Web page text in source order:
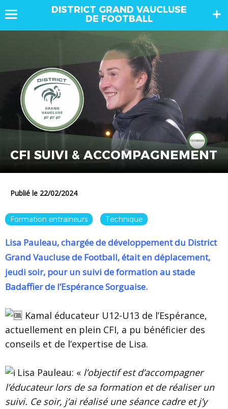
DISTRICT GRAND VAUCLUSE
DE FOOTBALL
CFI SUIVI & ACCOMPAGNEMENT
Publié le 22/02/2024
Formation entraineurs Technique
Lisa Pauleau, chargée de développement du District
Grand Vaucluse de Football, était en déplacement,
jeudi soir, pour un suivi de formation au stade
Badaffier de l’Espérance Sorguaise.
Kamal éducateur U12-U13 de l’Espérance,
actuellement en plein CFI, a pu bénéficier des
conseils et de l’expertise de Lisa.
Lisa Pauleau: « l’objectif est d’accompagner
l’éducateur lors de sa formation et de réaliser un
suivi. Ce soir, j’ai réalisé une séance cadre et j’y